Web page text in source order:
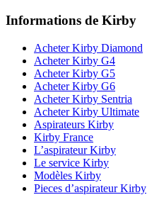
Informations de Kirby
Acheter Kirby Diamond
Acheter Kirby G4
Acheter Kirby G5
Acheter Kirby G6
Acheter Kirby Sentria
Acheter Kirby Ultimate
Aspirateurs Kirby
Kirby France
L’aspirateur Kirby
Le service Kirby
Modèles Kirby
Pieces d’aspirateur Kirby